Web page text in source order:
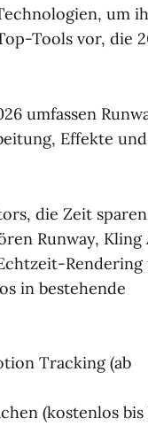
um
Tools vor, die
umfassen
Effekte und
die Zeit
Runway, Kling
Rendering
in bestehende
Tracking (ab
(kostenlos bis